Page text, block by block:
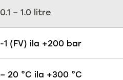
0.1 – 1.0 litre
-1 (FV) ila +200 bar
– 20 °C ila +300 °C